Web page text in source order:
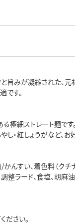
旨みが凝縮された、元
です。
極細ストレート麺です。
やし・紅しょうがなど
かんすい、着色料（クチ
整ラード、食塩、胡麻
ださい。